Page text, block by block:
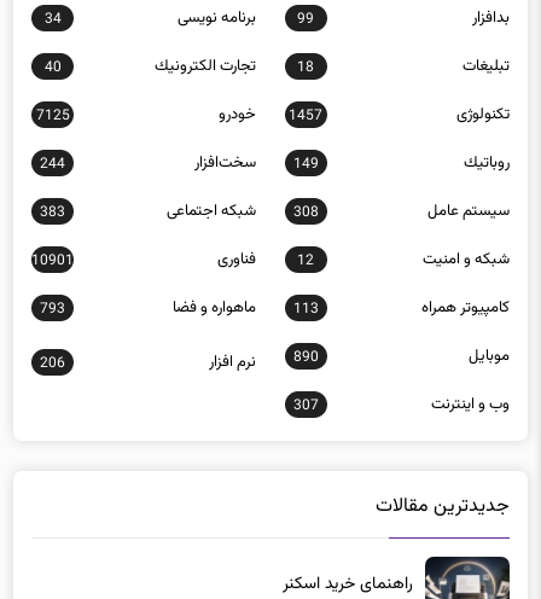
بدافزار 99 برنامه نويسی 34
تبلیغات 18 تجارت الكترونيك 40
تکنولوژی 1457 خودرو 7125
روباتيك 149 سخت‌افزار 244
سيستم عامل 308 شبكه اجتماعی 383
شبكه و امنيت 12 فناوری 10901
كامپيوتر همراه 113 ماهواره و فضا 793
موبايل 890 نرم افزار 206
وب و اينترنت 307
جدیدترین مقالات
راهنمای خرید اسکنر